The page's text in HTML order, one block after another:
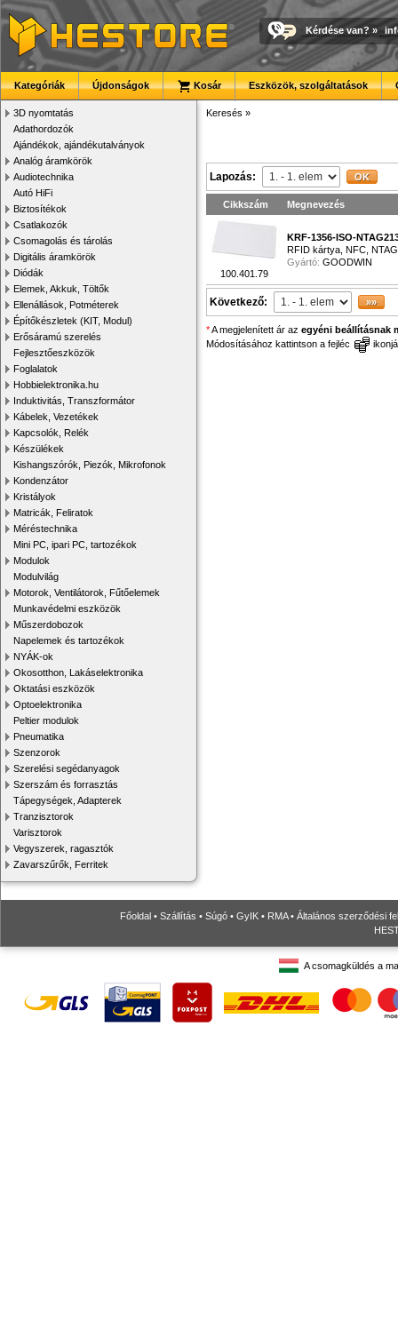
Kérdése van? »
Kategóriák Újdonságok Kosár Eszközök, szolgáltatások
3D nyomtatás
Adathordozók
Ajándékok, ajándékutalványok
Analóg áramkörök
Audiotechnika
Autó HiFi
Biztosítékok
Csatlakozók
Csomagolás és tárolás
Digitális áramkörök
Diódák
Elemek, Akkuk, Töltők
Ellenállások, Potméterek
Építőkészletek (KIT, Modul)
Erősáramú szerelés
Fejlesztőeszközök
Foglalatok
Hobbielektronika.hu
Induktivitás, Transzformátor
Kábelek, Vezetékek
Kapcsolók, Relék
Készülékek
Kishangszórók, Piezók, Mikrofonok
Kondenzátor
Kristályok
Matricák, Feliratok
Méréstechnika
Mini PC, ipari PC, tartozékok
Modulok
Modulvilág
Motorok, Ventilátorok, Fűtőelemek
Munkavédelmi eszközök
Műszerdobozok
Napelemek és tartozékok
NYÁK-ok
Okosotthon, Lakáselektronika
Oktatási eszközök
Optoelektronika
Peltier modulok
Pneumatika
Szenzorok
Szerelési segédanyagok
Szerszám és forrasztás
Tápegységek, Adapterek
Tranzisztorok
Varisztorok
Vegyszerek, ragasztók
Zavarszűrők, Ferritek
Keresés »
Lapozás:
Cikkszám Megnevezés
100.401.79
KRF-1356-ISO-
RFID kártya, NFC,
Gyártó: GOODWIN
Következő:
*A megjelenített ár az egyéni beállításnak
Módosításához kattintson a fejléc
Főoldal • Szállítás • Súgó • GyIK • RMA• Általános szerződési
A csomagküldés a